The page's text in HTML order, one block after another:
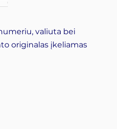
valiuta bei
originalas įkeliamas